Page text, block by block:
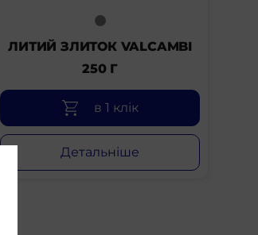
ЛИТИЙ ЗЛИТОК VALCAMBI
250 Г
в 1 клік
Детальніше